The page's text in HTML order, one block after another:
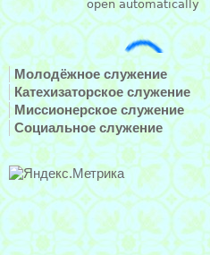
Молодёжное служение
Катехизаторское служение
Миссионерское служение
Социальное служение